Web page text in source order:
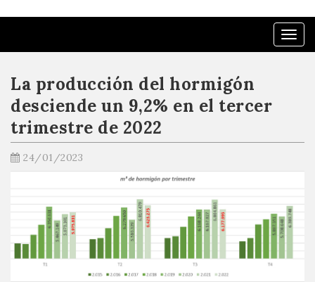
Menú
La producción del hormigón
desciende un 9,2% en el tercer
trimestre de 2022
24/01/2023